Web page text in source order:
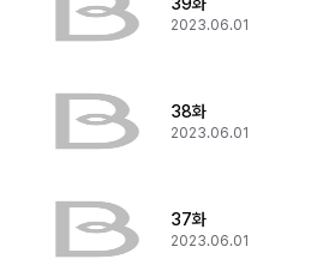
2023.06.01
38화
2023.06.01
37화
2023.06.01